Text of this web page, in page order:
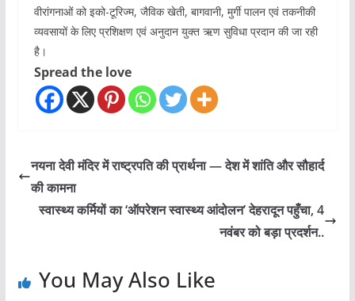
वीरांगनाओं को इको-टूरिज्म, जैविक खेती, बागवानी, मुर्गी पालन एवं तकनीकी
व्यवसायों के लिए प्रशिक्षण एवं अनुदान युक्त ऋण सुविधा प्रदान की जा रही
है।
Spread the love
नयना देवी मंदिर में राष्ट्रपति की प्रार्थना — देश में शांति और सौहार्द
की कामना
स्वास्थ्य कर्मियों का ‘ऑपरेशन स्वास्थ्य आंदोलन’ देहरादून पहुँचा, 4
नवंबर को बड़ा प्रदर्शन..
You May Also Like